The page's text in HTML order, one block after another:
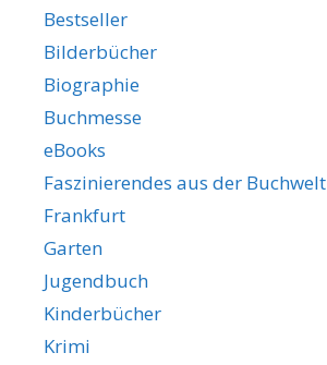
Bestseller
Bilderbücher
Biographie
Buchmesse
eBooks
Faszinierendes aus der Buchwelt
Frankfurt
Garten
Jugendbuch
Kinderbücher
Krimi